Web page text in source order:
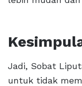
Jadi, Sobat
untuk tidak